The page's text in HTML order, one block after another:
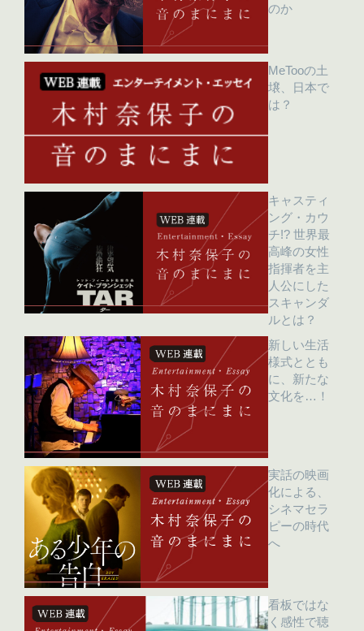
のか
MeTooの土
壌、日本で
は？
キャスティ
ング・カウ
チ!? 世界最
高峰の女性
指揮者を主
人公にした
スキャンダ
ルとは？
新しい生活
様式ととも
に、新たな
文化を…！
実話の映画
化による、
シネマセラ
ピーの時代
へ
看板ではな
く感性で聴